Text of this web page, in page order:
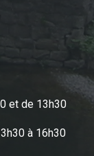
et de 13h30
à 16h30